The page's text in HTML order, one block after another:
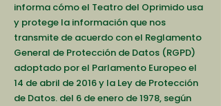
informa cómo el Teatro del Oprimido usa
y protege la información que nos
transmite de acuerdo con el Reglamento
General de Protección de Datos (RGPD)
adoptado por el Parlamento Europeo el
14 de abril de 2016 y la Ley de Protección
de Datos. del 6 de enero de 1978, según